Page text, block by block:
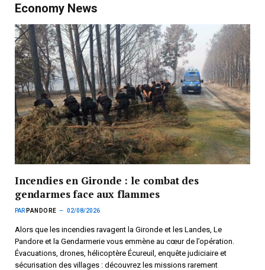
Economy News
Incendies en Gironde : le combat des
gendarmes face aux flammes
PAR PANDORE 02/08/2026
Alors que les incendies ravagent la Gironde et les Landes, Le
Pandore et la Gendarmerie vous emmène au cœur de l’opération.
Évacuations, drones, hélicoptère Écureuil, enquête judiciaire et
sécurisation des villages : découvrez les missions rarement